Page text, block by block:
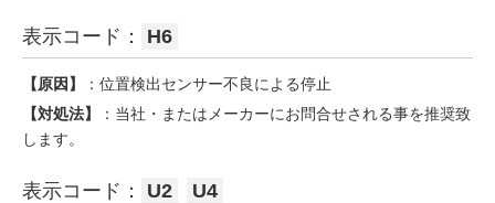
表示コード： H6
【原因】
：位置検出センサー不良による停止
【対処法】
：当社・またはメーカーにお問合せされる事を推奨致
します。
表示コード： U2 U4